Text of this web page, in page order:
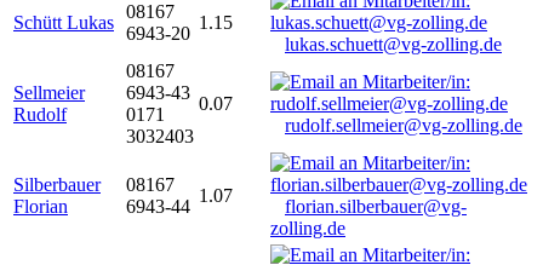
Schütt Lukas
08167
6943-20
1.15
lukas.schuett@vg-zolling.de
Sellmeier
Rudolf
08167
6943-43
0171
3032403
0.07
rudolf.sellmeier@vg-zolling.de
Silberbauer
Florian
08167
6943-44
1.07
florian.silberbauer@vg-
zolling.de